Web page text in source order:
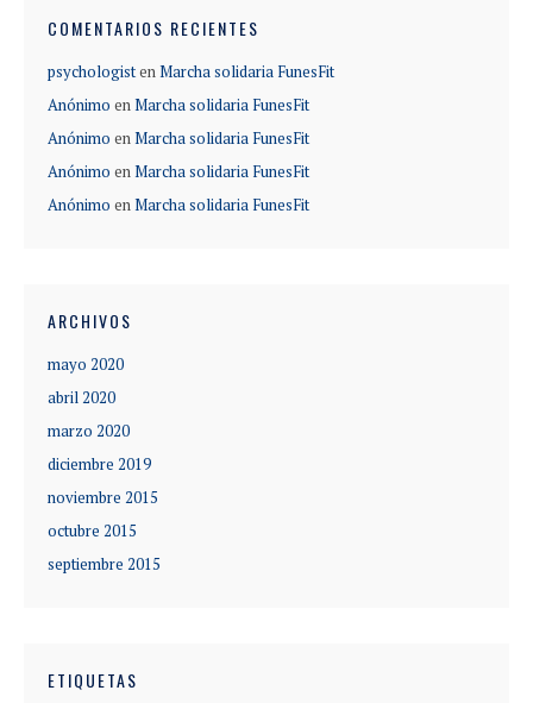
COMENTARIOS RECIENTES
psychologistenMarcha solidaria FunesFit
Anónimo enMarcha solidaria FunesFit
Anónimo enMarcha solidaria FunesFit
Anónimo enMarcha solidaria FunesFit
Anónimo enMarcha solidaria FunesFit
ARCHIVOS
mayo 2020
abril 2020
marzo 2020
diciembre 2019
noviembre 2015
octubre 2015
septiembre 2015
ETIQUETAS